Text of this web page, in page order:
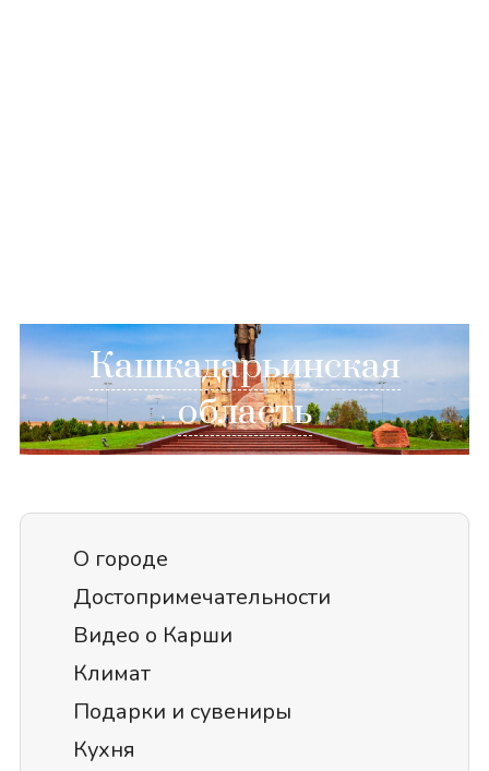
Кашкадарьинская
область
О городе
Достопримечательности
Видео о Карши
Климат
Подарки и сувениры
Кухня